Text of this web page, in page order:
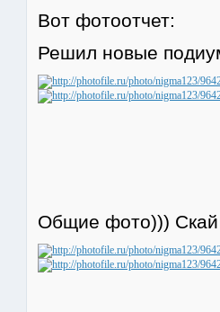
Вот фотоотчет:
Решил новые
Общие фото))) Скай